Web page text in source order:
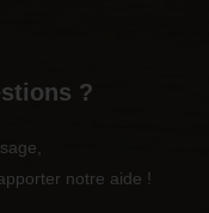
?
notre aide !